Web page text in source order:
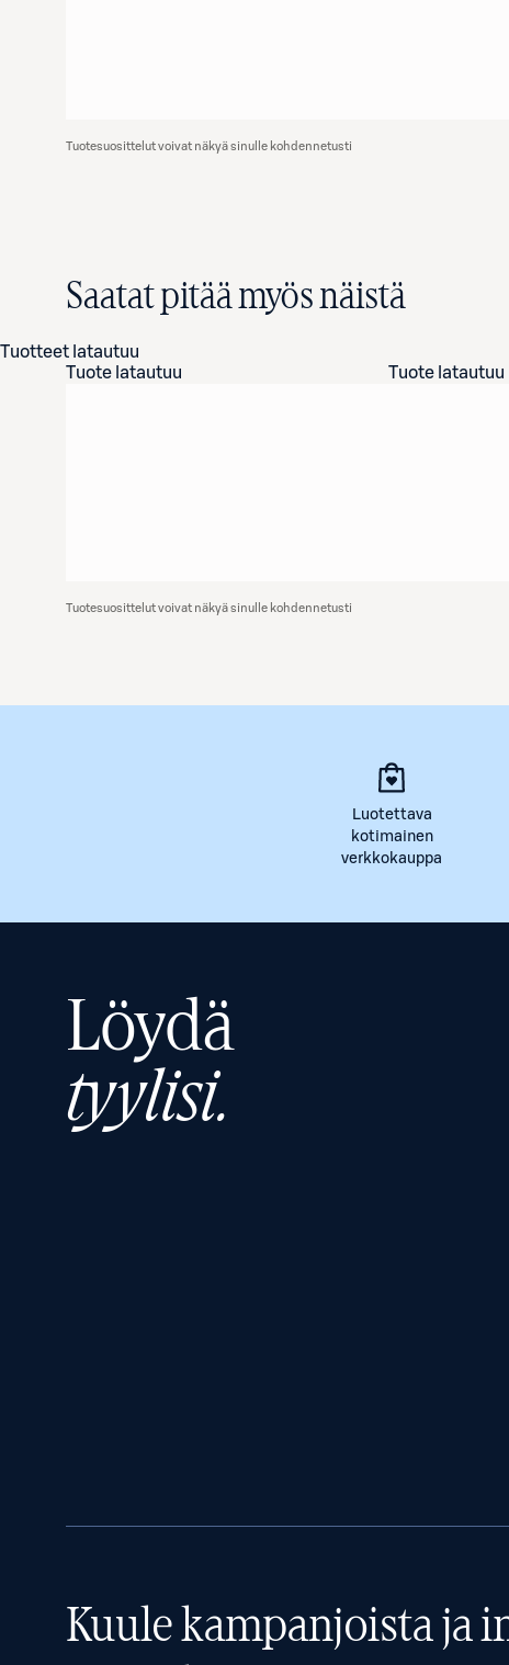
Tuotesuosittelut voivat näkyä sinulle kohdennetusti
Saatat pitää myös näistä
Tuotteet latautuu
Tuote latautuu
Tuote latautuu
Tuotesuosittelut voivat näkyä sinulle kohdennetusti
Luotettava
kotimainen
verkkokauppa
Löydä
tyylisi.
Kuule kampanjoista ja